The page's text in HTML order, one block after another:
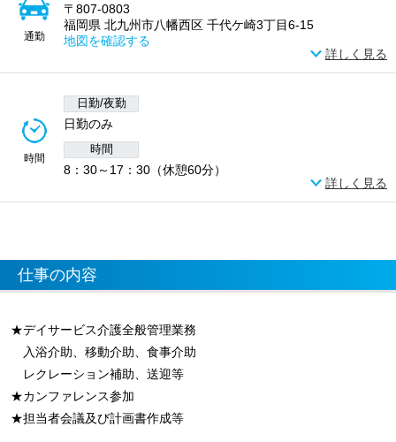
通勤
〒807-0803
福岡県 北九州市八幡西区 千代ケ崎3丁目6-15
地図を確認する
詳しく見る
時間
日勤/夜勤
日勤のみ
時間
8：30～17：30（休憩60分）
詳しく見る
仕事の内容
★デイサービス介護全般管理業務
入浴介助、移動介助、食事介助
レクレーション補助、送迎等
★カンファレンス参加
★担当者会議及び計画書作成等